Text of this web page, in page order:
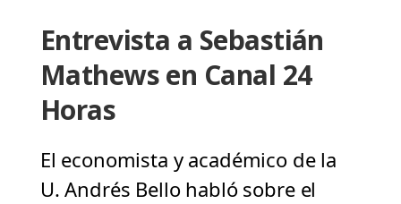
Entrevista a Sebastián
Mathews en Canal 24
Horas
El economista y académico de la
U. Andrés Bello habló sobre el